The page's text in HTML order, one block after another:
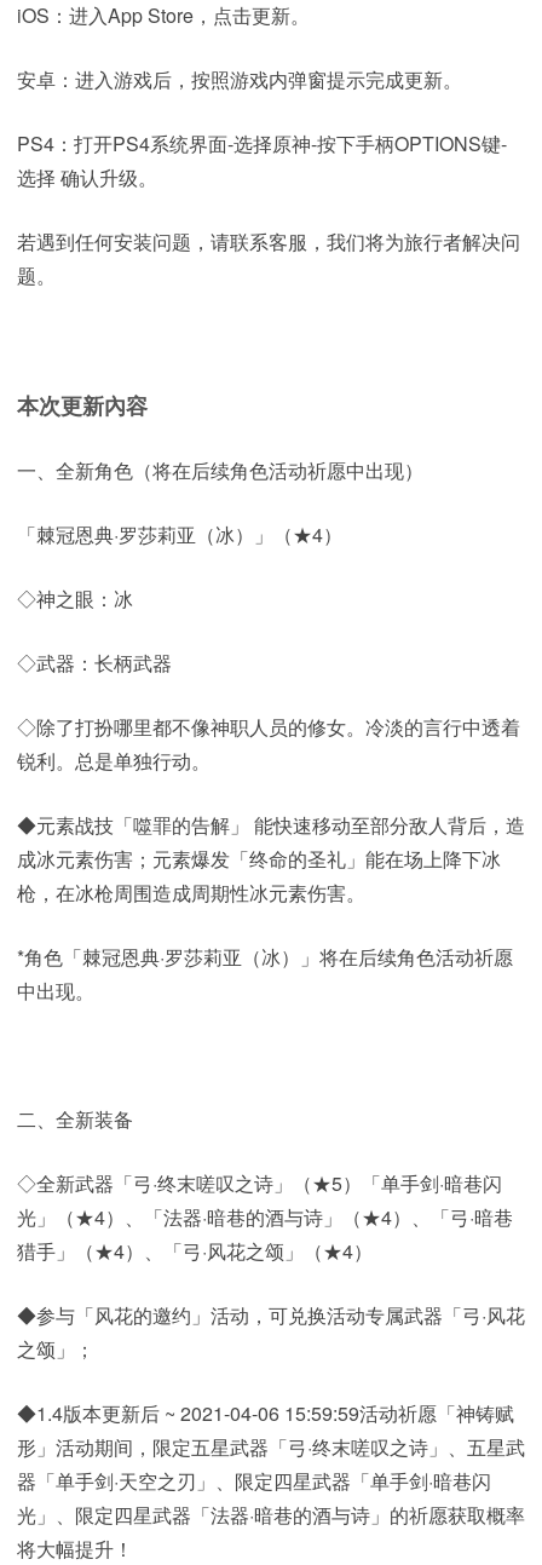
iOS：进入App Store，点击更新。
安卓：进入游戏后，按照游戏内弹窗提示完成更新。
PS4：打开PS4系统界面-选择原神-按下手柄OPTIONS键-
选择 确认升级。
若遇到任何安装问题，请联系客服，我们将为旅行者解决问
题。
本次更新內容
一、全新角色（将在后续角色活动祈愿中出现）
「棘冠恩典·罗莎莉亚（冰）」（★4）
◇神之眼：冰
◇武器：长柄武器
◇除了打扮哪里都不像神职人员的修女。冷淡的言行中透着
锐利。总是单独行动。
◆元素战技「噬罪的告解」 能快速移动至部分敌人背后，造
成冰元素伤害；元素爆发「终命的圣礼」能在场上降下冰
枪，在冰枪周围造成周期性冰元素伤害。
*角色「棘冠恩典·罗莎莉亚（冰）」将在后续角色活动祈愿
中出现。
二、全新装备
◇全新武器「弓·终末嗟叹之诗」（★5）「单手剑·暗巷闪
光」（★4）、「法器·暗巷的酒与诗」（★4）、「弓·暗巷
猎手」（★4）、「弓·风花之颂」（★4）
◆参与「风花的邀约」活动，可兑换活动专属武器「弓·风花
之颂」；
◆1.4版本更新后 ~ 2021-04-06 15:59:59活动祈愿「神铸赋
形」活动期间，限定五星武器「弓·终末嗟叹之诗」、五星武
器「单手剑·天空之刃」、限定四星武器「单手剑·暗巷闪
光」、限定四星武器「法器·暗巷的酒与诗」的祈愿获取概率
将大幅提升！